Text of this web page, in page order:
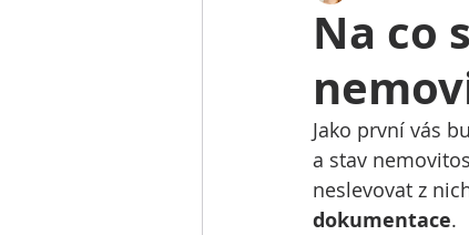
Na co
Jako první vás
a stav
neslevovat z
dokumentace.